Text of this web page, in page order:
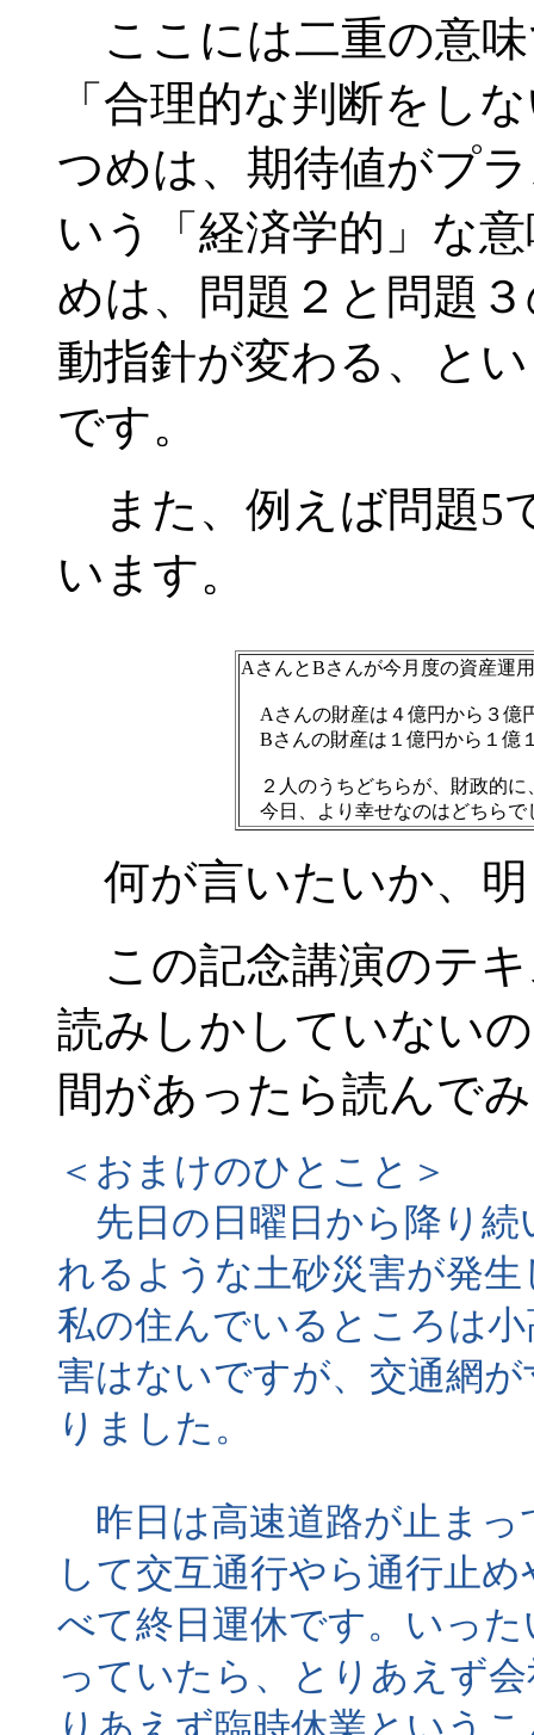
ここには二重の意
「合理的な判断をし
つめは、期待値がプ
いう「経済学的」な
めは、問題２と問題
動指針が変わる、と
です。
また、例えば問題5
います。
AさんとBさんが今月度の資産運
Aさんの財産は４億円から３億
Bさんの財産は１億円から１億
２人のうちどちらが、財政的に
今日、より幸せなのはどちらで
何が言いたいか、
この記念講演のテ
読みしかしていない
間があったら読んで
＜おまけのひとこと＞
先日の日曜日から降り続
れるような土砂災害が発
私の住んでいるところは
害はないですが、交通網
りました。
昨日は高速道路が止まっ
して交互通行やら通行止
べて終日運休です。いっ
っていたら、とりあえず